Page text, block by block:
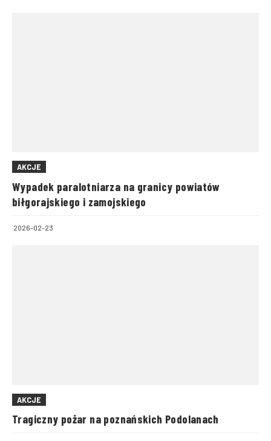
AKCJE
Wypadek paralotniarza na granicy powiatów
biłgorajskiego i zamojskiego
2026-02-23
AKCJE
Tragiczny pożar na poznańskich Podolanach